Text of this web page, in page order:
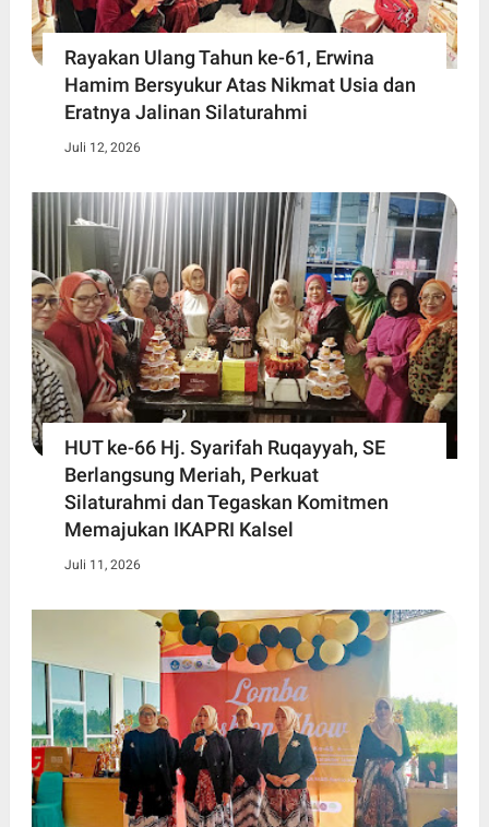
Rayakan Ulang Tahun ke-61, Erwina
Hamim Bersyukur Atas Nikmat Usia dan
Eratnya Jalinan Silaturahmi
Juli 12, 2026
HUT ke-66 Hj. Syarifah Ruqayyah, SE
Berlangsung Meriah, Perkuat
Silaturahmi dan Tegaskan Komitmen
Memajukan IKAPRI Kalsel
Juli 11, 2026